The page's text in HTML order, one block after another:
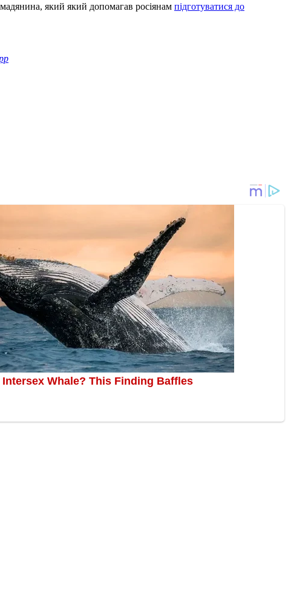
який який допомагав росіянам підготуватися до